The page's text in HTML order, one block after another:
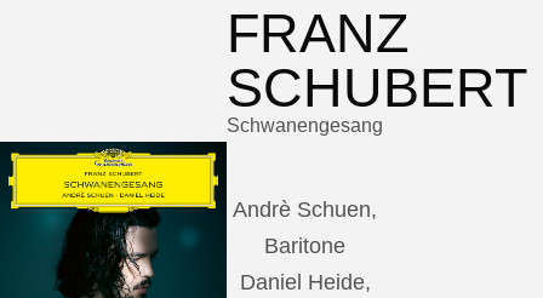
FRANZ
SCHUBERT
Schwanengesang
Andrè Schuen,
Baritone
Daniel Heide,